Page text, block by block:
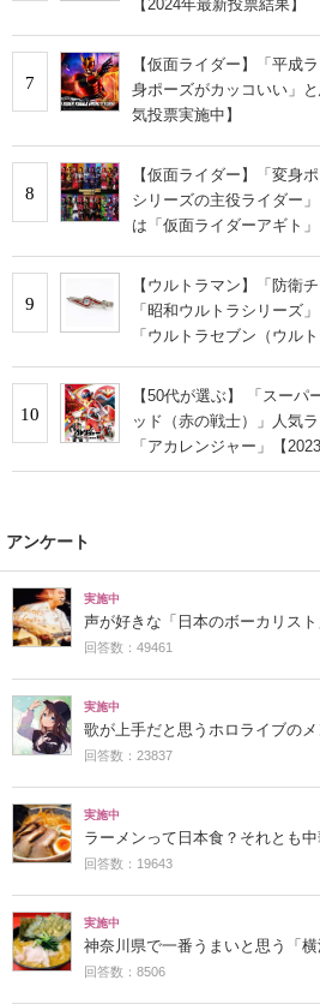
【2024年最新投票結果】
7
【仮面ライダー】「平成
身ポーズがカッコいい」
気投票実施中】
8
【仮面ライダー】「変身
シリーズの主役ライダー
は「仮面ライダーアギト
9
【ウルトラマン】「防衛
「昭和ウルトラシリーズ
「ウルトラセブン（ウル
10
【50代が選ぶ】 「スー
ッド（赤の戦士）」人気
「アカレンジャー」【
アンケート
実施中
声が好きな「日本のボーカリスト
回答数：49461
実施中
歌が上手だと思うホロライブのメ
回答数：23837
実施中
ラーメンって日本食？それとも中
回答数：19643
実施中
神奈川県で一番うまいと思う「
回答数：8506